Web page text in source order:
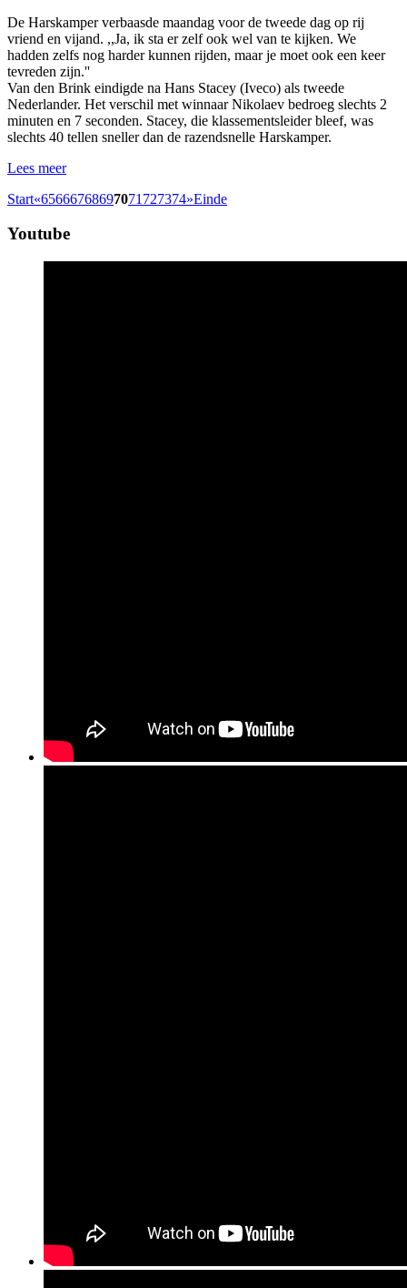
De Harskamper verbaasde maandag voor de tweede dag op rij
vriend en vijand. ,,Ja, ik sta er zelf ook wel van te kijken. We
hadden zelfs nog harder kunnen rijden, maar je moet ook een keer
tevreden zijn.''
Van den Brink eindigde na Hans Stacey (Iveco) als tweede
Nederlander. Het verschil met winnaar Nikolaev bedroeg slechts 2
minuten en 7 seconden. Stacey, die klassementsleider bleef, was
slechts 40 tellen sneller dan de razendsnelle Harskamper.
Lees meer
Start«65666768697071 727374»Einde
Youtube